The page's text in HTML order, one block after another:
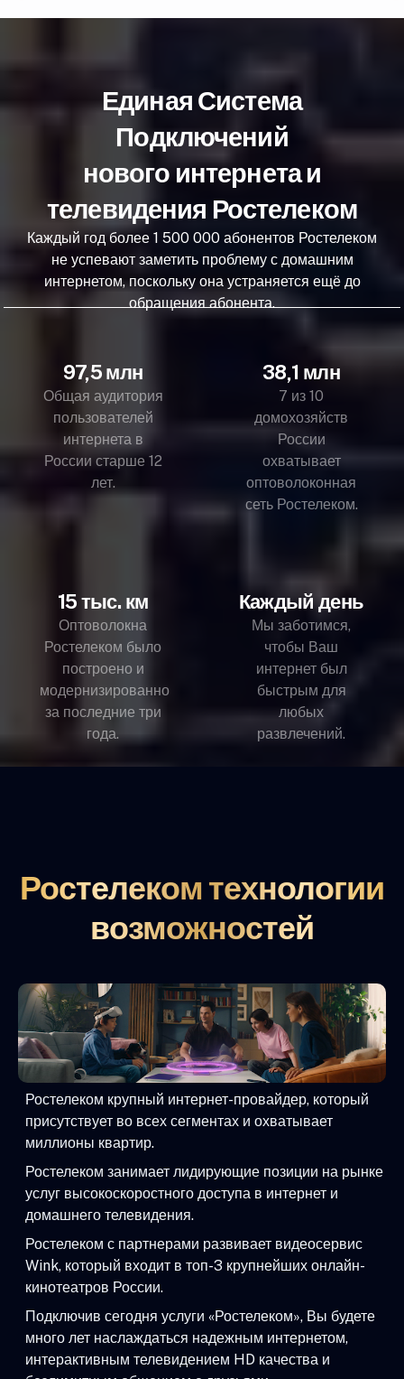
Единая Система
Подключений
нового интернета и
телевидения Ростелеком
Каждый год более 1 500 000 абонентов Ростелеком
не успевают заметить проблему с домашним
интернетом, поскольку она устраняется ещё до
обращения абонента.
97,5 млн
Общая аудитория
пользователей
интернета в
России старше 12
лет.
38,1 млн
7 из 10
домохозяйств
России
охватывает
оптоволоконная
сеть Ростелеком.
15 тыс. км
Оптоволокна
Ростелеком было
построено и
модернизированно
за последние три
года.
Каждый день
Мы заботимся,
чтобы Ваш
интернет был
быстрым для
любых
развлечений.
Ростелеком технологии
возможностей
Ростелеком крупный интернет-провайдер, который
присутствует во всех сегментах и охватывает
миллионы квартир.
Ростелеком занимает лидирующие позиции на рынке
услуг высокоскоростного доступа в интернет и
домашнего телевидения.
Ростелеком с партнерами развивает видеосервис
Wink, который входит в топ-3 крупнейших онлайн-
кинотеатров России.
Подключив сегодня услуги «Ростелеком», Вы будете
много лет наслаждаться надежным интернетом,
интерактивным телевидением HD качества и